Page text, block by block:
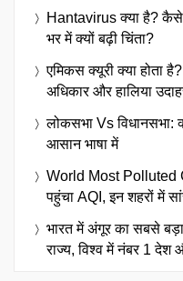
Hantavirus क्या है? कैसे
भर में क्यों बढ़ी चिंता?
एमिकस क्यूरी क्या होता
अधिकार और हालिया
लोकसभा Vs विधानसभा:
आसान भाषा में
World Most Polluted
पहुंचा AQI, इन शहरों में
भारत में अंगूर का सबसे
राज्य, विश्व में नंबर 1 देश